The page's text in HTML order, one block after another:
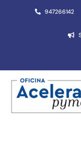
947266142